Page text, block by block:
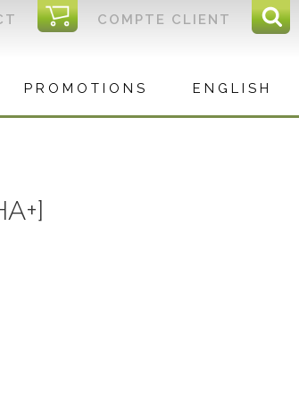
COMPTE CLIENT
I
C
PROMOTIONS ENGLISH